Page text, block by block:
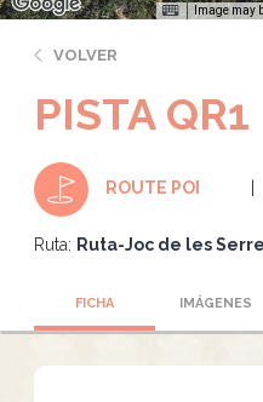
Image may
VOLVER
PISTA QR1
ROUTE POI
Ruta: Ruta-Joc de les
FICHA IMÁGENES